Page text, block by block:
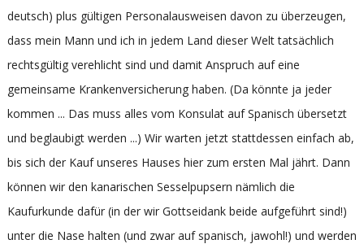
deutsch) plus gültigen Personalausweisen davon zu überzeugen,
dass mein Mann und ich in jedem Land dieser Welt tatsächlich
rechtsgültig verehlicht sind und damit Anspruch auf eine
gemeinsame Krankenversicherung haben. (Da könnte ja jeder
kommen ... Das muss alles vom Konsulat auf Spanisch übersetzt
und beglaubigt werden ...) Wir warten jetzt stattdessen einfach ab,
bis sich der Kauf unseres Hauses hier zum ersten Mal jährt. Dann
können wir den kanarischen Sesselpupsern nämlich die
Kaufurkunde dafür (in der wir Gottseidank beide aufgeführt sind!)
unter die Nase halten (und zwar auf spanisch, jawohl!) und werden